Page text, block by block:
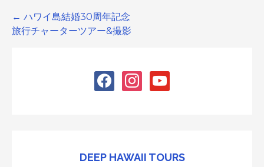
Post
← ハワイ島結婚30周年記念
旅行チャーターツアー&撮影
facebookinstagramyoutube
DEEP HAWAII TOURS